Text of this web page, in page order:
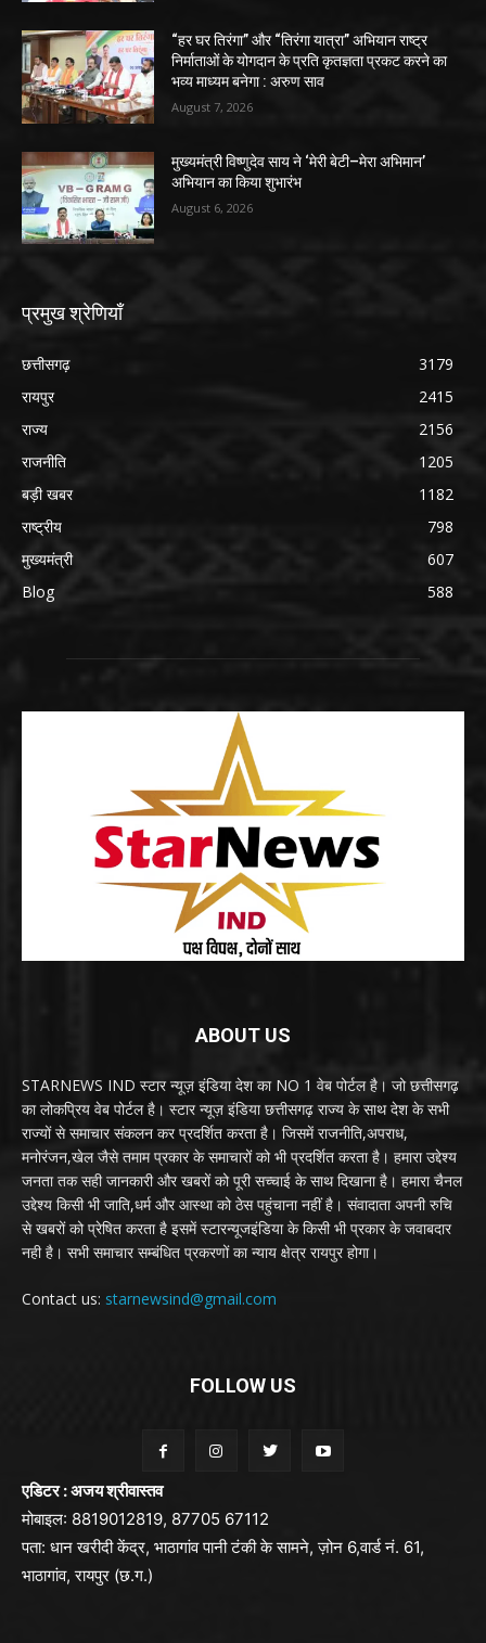
“हर घर तिरंगा” और “तिरंगा यात्रा” अभियान राष्ट्र
निर्माताओं के योगदान के प्रति कृतज्ञता प्रकट करने का
भव्य माध्यम बनेगा : अरुण साव
August 7, 2026
मुख्यमंत्री विष्णुदेव साय ने ‘मेरी बेटी–मेरा अभिमान’
अभियान का किया शुभारंभ
August 6, 2026
प्रमुख श्रेणियाँ
छत्तीसगढ़
3179
रायपुर
2415
राज्य
2156
राजनीति
1205
बड़ी खबर
1182
राष्ट्रीय
798
मुख्यमंत्री
607
Blog
588
ABOUT US
STARNEWS IND स्टार न्यूज़ इंडिया देश का NO 1 वेब पोर्टल है। जो छत्तीसगढ़
का लोकप्रिय वेब पोर्टल है। स्टार न्यूज़ इंडिया छत्तीसगढ़ राज्य के साथ देश के सभी
राज्यों से समाचार संकलन कर प्रदर्शित करता है। जिसमें राजनीति,अपराध,
मनोरंजन,खेल जैसे तमाम प्रकार के समाचारों को भी प्रदर्शित करता है। हमारा उद्देश्य
जनता तक सही जानकारी और खबरों को पूरी सच्चाई के साथ दिखाना है। हमारा चैनल
उद्देश्य किसी भी जाति,धर्म और आस्था को ठेस पहुंचाना नहीं है। संवादाता अपनी रुचि
से खबरों को प्रेषित करता है इसमें स्टारन्यूजइंडिया के किसी भी प्रकार के जवाबदार
नही है। सभी समाचार सम्बंधित प्रकरणों का न्याय क्षेत्र रायपुर होगा।
Contact us: starnewsind@gmail.com
FOLLOW US
एडिटर : अजय श्रीवास्तव
मोबाइल: 8819012819, 87705 67112
पता: धान खरीदी केंद्र, भाठागांव पानी टंकी के सामने, ज़ोन 6,वार्ड नं. 61,
भाठागांव, रायपुर (छ.ग.)